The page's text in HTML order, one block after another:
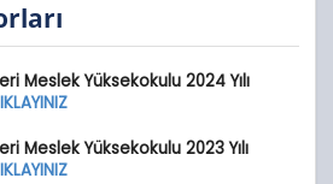
Meslek Yüksekokulu 2024 Yılı
Meslek Yüksekokulu 2023 Yılı